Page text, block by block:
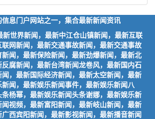
息门户网站之一，集合最新新闻资讯
世界新闻，最新中江仓山镇新闻，最新互联
网新闻，最新交通事故新闻，最新交通事故
闻，最新保险新闻，最新劲爆新闻，最新北
腐新闻，最新台湾新闻龙卷风，最新国内石
，最新国际经济新闻，最新太空新闻，最新
闻，最新娱乐新闻事件，最新娱乐新闻八
杨幂，最新娱乐新闻头条谢娜，最新娱乐新
视频，最新富阳新闻，最新岐山新闻，最新
西宾阳新闻，最新影视新闻，最新播音新闻